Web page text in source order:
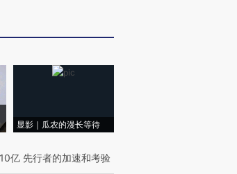
显影｜瓜农的漫长等待
亿 先行者的加速和考验